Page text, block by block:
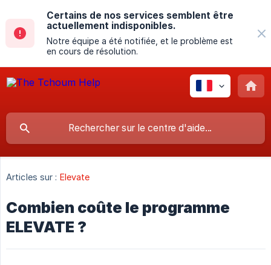
Certains de nos services semblent être
actuellement indisponibles.
Notre équipe a été notifiée, et le problème est
en cours de résolution.
Articles sur : Elevate
Combien coûte le programme
ELEVATE ?